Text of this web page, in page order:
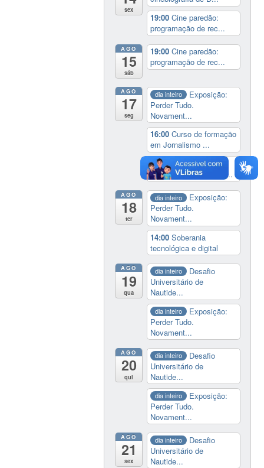
sex
19:00Cine paredão:
programação de rec...
AGO
15
sáb
19:00Cine paredão:
programação de rec...
AGO
17
seg
dia inteiro
Exposição:
Perder Tudo.
Novament...
16:00Curso de formação
em Jornalismo ...
19:00 Aula Magna do
IELA: Homenagem ao...
AGO
18
ter
dia inteiro
Exposição:
Perder Tudo.
Novament...
14:00Soberania
tecnológica e digital
AGO
19
qua
dia inteiro
Desafio
Universitário de
Nautide...
dia inteiro
Exposição:
Perder Tudo.
Novament...
AGO
20
qui
dia inteiro
Desafio
Universitário de
Nautide...
dia inteiro
Exposição:
Perder Tudo.
Novament...
AGO
21
sex
dia inteiro
Desafio
Universitário de
Nautide...